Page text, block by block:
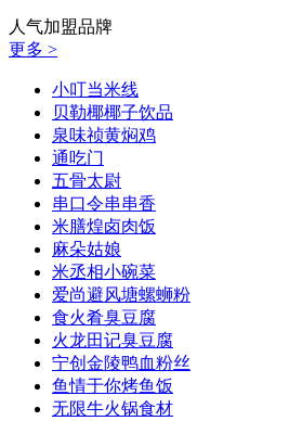
人气加盟品牌
更多 >
小叮当米线
贝勒椰椰子饮品
泉味祯黄焖鸡
通吃门
五骨太尉
串口令串串香
米膳煌卤肉饭
麻朵姑娘
米丞相小碗菜
爱尚避风塘螺蛳粉
食火肴臭豆腐
火龙田记臭豆腐
宁创金陵鸭血粉丝
鱼情于你烤鱼饭
无限牛火锅食材